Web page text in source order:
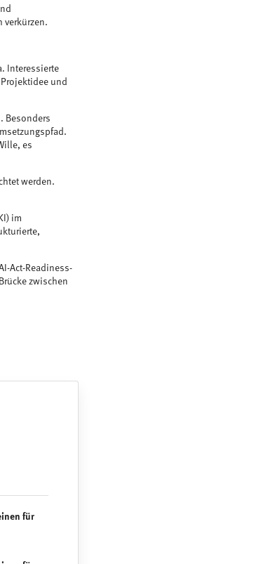
verkürzen.
Interessierte
und
Besonders
es
werden.
im
Act-Readiness-
zwischen
für